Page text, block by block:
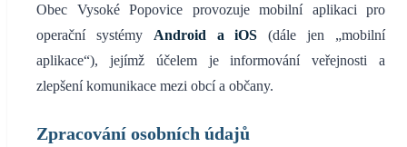
Obec Vysoké Popovice provozuje mobilní aplikaci pro
operační systémy Android a iOS (dále jen „mobilní
aplikace“), jejímž účelem je informování veřejnosti a
zlepšení komunikace mezi obcí a občany.
Zpracování osobních údajů